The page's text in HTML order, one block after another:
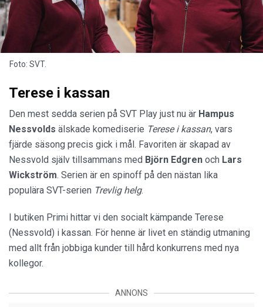
Foto: SVT.
Terese i kassan
Den mest sedda serien på SVT Play just nu är Hampus
Nessvolds älskade komediserie Terese i kassan, vars
fjärde säsong precis gick i mål. Favoriten är skapad av
Nessvold själv tillsammans med Björn Edgren och Lars
Wickström. Serien är en spinoff på den nästan lika
populära SVT-serien Trevlig helg.
I butiken Primi hittar vi den socialt kämpande Terese
(Nessvold) i kassan. För henne är livet en ständig utmaning
med allt från jobbiga kunder till hård konkurrens med nya
kollegor.
ANNONS